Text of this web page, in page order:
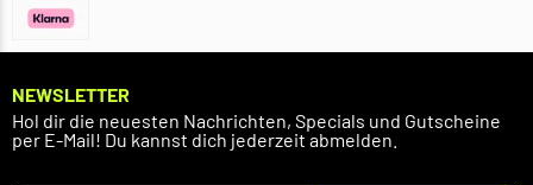
NEWSLETTER
Hol dir die neuesten Nachrichten, Specials und Gutscheine
per E-Mail! Du kannst dich jederzeit abmelden.